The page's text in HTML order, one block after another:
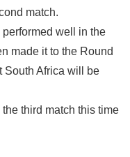
match.
well in the
made it to the Round
South Africa will be
third match this time